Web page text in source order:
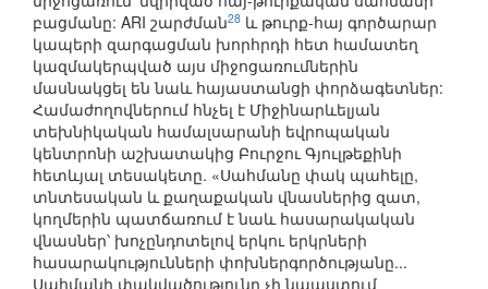
բացմանը: ARI շարժման28 և թուրք-հայ գործարար
կապերի զարգացման խորհրդի հետ համատեղ
կազմակերպված այս միջոցառումներին
մասնակցել են նաև հայաստանցի փորձագետներ:
Համաժողովներում հնչել է Միջինարևելյան
տեխնիկական համալսարանի եվրոպական
կենտրոնի աշխատակից Բուրջու Գյուլթեքինի
հետևյալ տեսակետը. «Սահմանը փակ պահելը,
տնտեսական և քաղաքական վնասներից զատ,
կողմերին պատճառում է նաև հասարակական
վնասներ՝ խոչընդոտելով երկու երկրների
հասարակությունների փոխներգործությանը...
Սահմանի փակվածությունը չի նպաստում